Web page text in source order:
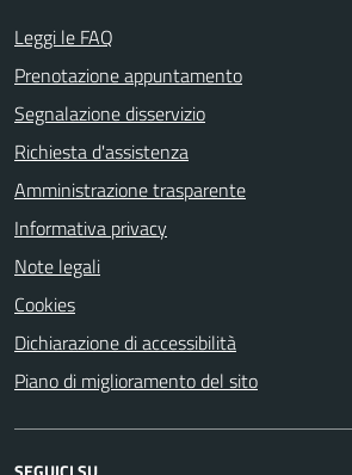
Leggi le FAQ
Prenotazione appuntamento
Segnalazione disservizio
Richiesta d'assistenza
Amministrazione trasparente
Informativa privacy
Note legali
Cookies
Dichiarazione di accessibilità
Piano di miglioramento del sito